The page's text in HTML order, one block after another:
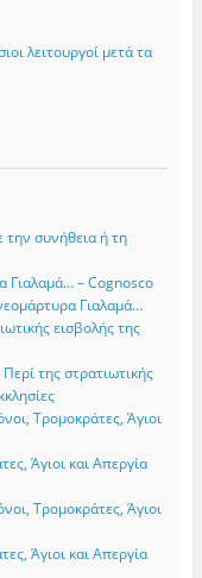
λειτουργοί μετά τα
την συνήθεια ή τη
Γιαλαμά… – Cognosco
Γιαλαμά…
εισβολής της
Περί της στρατιωτικής
Τρομοκράτες, Άγιοι
Άγιοι και Απεργία
Τρομοκράτες, Άγιοι
Άγιοι και Απεργία